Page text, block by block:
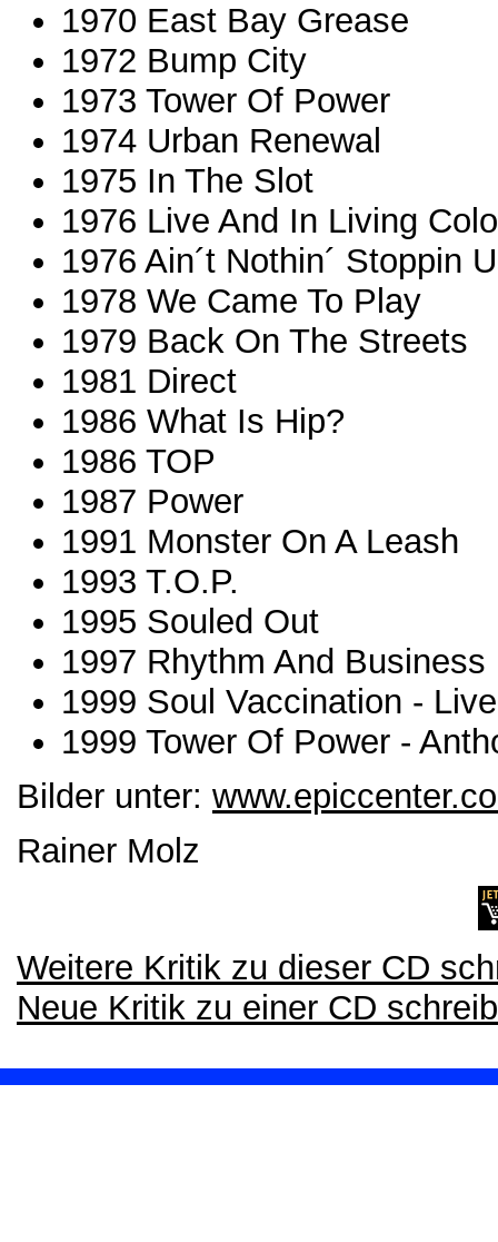
1970 East Bay Grease
1972 Bump City
1973 Tower Of Power
1974 Urban Renewal
1975 In The Slot
1976 Live And In Living
1976 Ain´t Nothin´ Stoppin
1978 We Came To Play
1979 Back On The Streets
1981 Direct
1986 What Is Hip?
1986 TOP
1987 Power
1991 Monster On A Leash
1993 T.O.P.
1995 Souled Out
1997 Rhythm And Business
1999 Soul Vaccination - Live
1999 Tower Of Power -
Bilder unter:
Rainer Molz
Weitere Kritik zu dieser CD
Neue Kritik zu einer CD